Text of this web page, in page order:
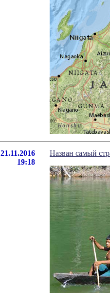
21.11.2016
19:18
Назван самый